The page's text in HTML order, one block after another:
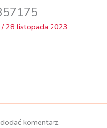
/28 listopada 2023
komentarz.